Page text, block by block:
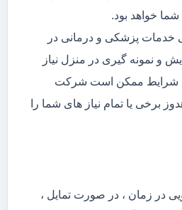
شما خواهد بود.
خدمات پزشکی و درمانی در
و نمونه گیری در منزل نیاز
به شرایط ممکن است شرکت
برخی یا تمام نیاز های شما را
در زمان ، در صورت تمایل ،